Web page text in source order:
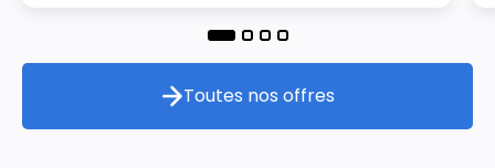
Toutes nos offres
Toutes nos offres